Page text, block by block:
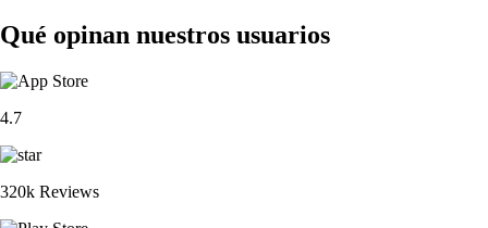
Qué opinan nuestros usuarios
4.7
320k Reviews